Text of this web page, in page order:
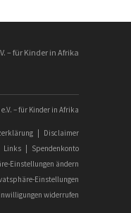
– für Kinder in Afrika
– für Kinder in Afrika
Disclaimer
Links
Spendenkonto
Einstellungen ändern
Einstellungen
widerrufen